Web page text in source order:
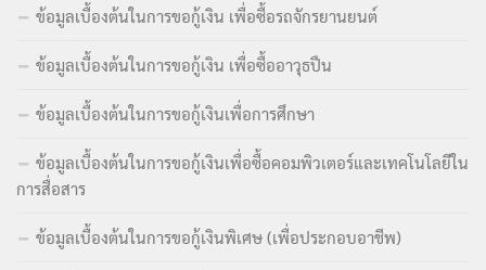
ข้อมูลเบื้องต้นในการขอกู้เงิน เพื่อซื้อรถจักรยานยนต์
ข้อมูลเบื้องต้นในการขอกู้เงิน เพื่อซื้ออาวุธปืน
ข้อมูลเบื้องต้นในการขอกู้เงินเพื่อการศึกษา
ข้อมูลเบื้องต้นในการขอกู้เงินเพื่อซื้อคอมพิวเตอร์และเทคโนโลยีใน
การสื่อสาร
ข้อมูลเบื้องต้นในการขอกู้เงินพิเศษ (เพื่อประกอบอาชีพ)